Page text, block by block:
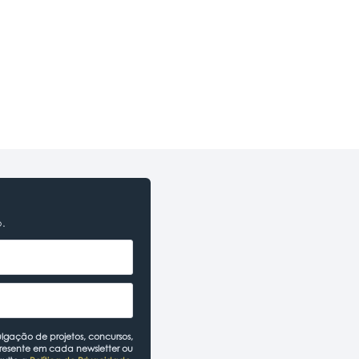
de projetos, concursos,
em cada newsletter ou